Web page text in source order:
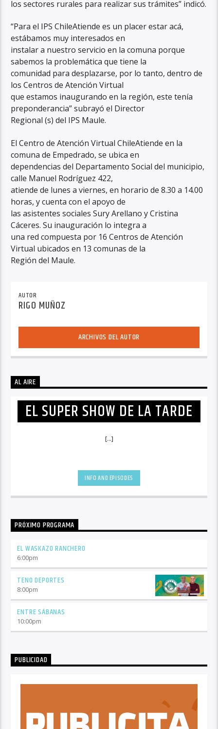
los sectores rurales para realizar sus trámites” indicó.
“Para el IPS ChileAtiende es un placer estar acá,
estábamos muy interesados en
instalar a nuestro servicio en la comuna porque
sabemos la problemática que tiene la
comunidad para desplazarse, por lo tanto, dentro de
los Centros de Atención Virtual
que estamos inaugurando en la región, este tenía
preponderancia” subrayó el Director
Regional (s) del IPS Maule.
El Centro de Atención Virtual ChileAtiende en la
comuna de Empedrado, se ubica en
dependencias del Departamento Social del municipio,
calle Manuel Rodríguez 422,
atiende de lunes a viernes, en horario de 8.30 a 14.00
horas, y cuenta con el apoyo de
las asistentes sociales Sury Arellano y Cristina
Cáceres. Su inauguración lo integra a
una red compuesta por 16 Centros de Atención
Virtual ubicados en 13 comunas de la
Región del Maule.
AUTOR
RIGO MUÑOZ
ARCHIVOS DEL AUTOR
AL AIRE
EL SUPER SHOW DE LA TARDE
[...]
INFO AND EPISODES
PRÓXIMO PROGRAMA
EL WASKAZO RANCHERO
6:00pm
TENO DEPORTES
8:00pm
ENTRE SÁBANAS
10:00pm
PUBLICIDAD